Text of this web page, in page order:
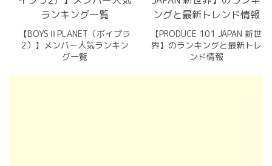
【BOYSⅡPLANET（ボイプラ
2）】メンバー人気ランキン
グ一覧
【PRODUCE 101 JAPAN 新世
界】のランキングと最新トレ
ンド情報